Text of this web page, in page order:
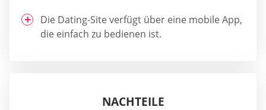
Die Dating-Site verfügt über eine mobile App,
die einfach zu bedienen ist.
NACHTEILE